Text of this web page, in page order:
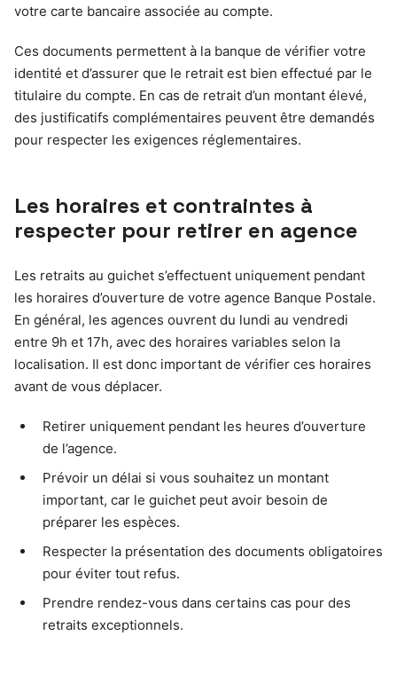
votre carte bancaire associée au compte.
Ces documents permettent à la banque de vérifier votre
identité et d’assurer que le retrait est bien effectué par le
titulaire du compte. En cas de retrait d’un montant élevé,
des justificatifs complémentaires peuvent être demandés
pour respecter les exigences réglementaires.
Les horaires et contraintes à
respecter pour retirer en agence
Les retraits au guichet s’effectuent uniquement pendant
les horaires d’ouverture de votre agence Banque Postale.
En général, les agences ouvrent du lundi au vendredi
entre 9h et 17h, avec des horaires variables selon la
localisation. Il est donc important de vérifier ces horaires
avant de vous déplacer.
Retirer uniquement pendant les heures d’ouverture
de l’agence.
Prévoir un délai si vous souhaitez un montant
important, car le guichet peut avoir besoin de
préparer les espèces.
Respecter la présentation des documents obligatoires
pour éviter tout refus.
Prendre rendez-vous dans certains cas pour des
retraits exceptionnels.